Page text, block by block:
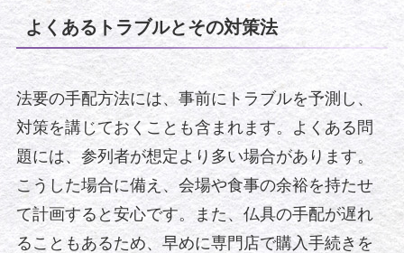
よくあるトラブルとその対策法
法要の手配方法には、事前にトラブルを予測し、
対策を講じておくことも含まれます。よくある問
題には、参列者が想定より多い場合があります。
こうした場合に備え、会場や食事の余裕を持たせ
て計画すると安心です。また、仏具の手配が遅れ
ることもあるため、早めに専門店で購入手続きを